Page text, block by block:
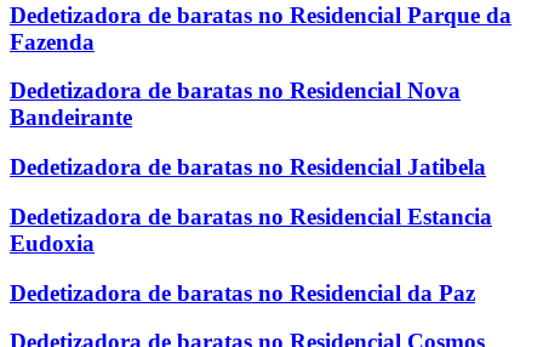
Dedetizadora de baratas no Residencial Parque da
Fazenda
Dedetizadora de baratas no Residencial Nova
Bandeirante
Dedetizadora de baratas no Residencial Jatibela
Dedetizadora de baratas no Residencial Estancia
Eudoxia
Dedetizadora de baratas no Residencial da Paz
Dedetizadora de baratas no Residencial Cosmos